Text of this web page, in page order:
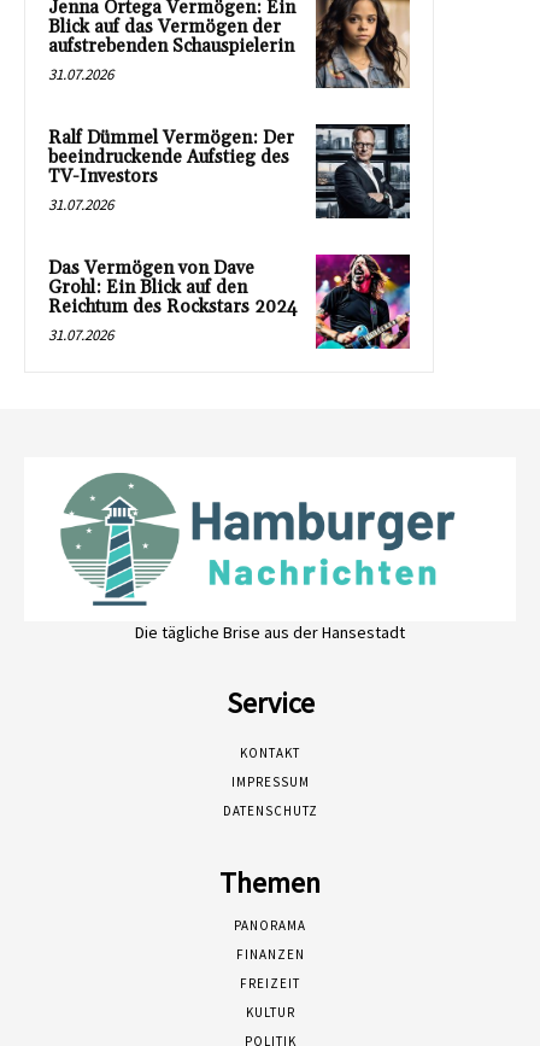
Jenna Ortega Vermögen: Ein
Blick auf das Vermögen der
aufstrebenden Schauspielerin
31.07.2026
Ralf Dümmel Vermögen: Der
beeindruckende Aufstieg des
TV-Investors
31.07.2026
Das Vermögen von Dave
Grohl: Ein Blick auf den
Reichtum des Rockstars 2024
31.07.2026
Die tägliche Brise aus der Hansestadt
Service
KONTAKT
IMPRESSUM
DATENSCHUTZ
Themen
PANORAMA
FINANZEN
FREIZEIT
KULTUR
POLITIK